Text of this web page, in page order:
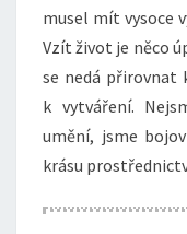
musel mít vysoce
Vzít život je něco
se nedá přirovnat
k vytváření.
umění, jsme
krásu